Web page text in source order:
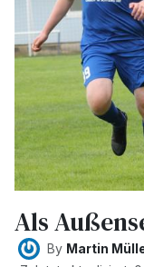
Als
By Martin